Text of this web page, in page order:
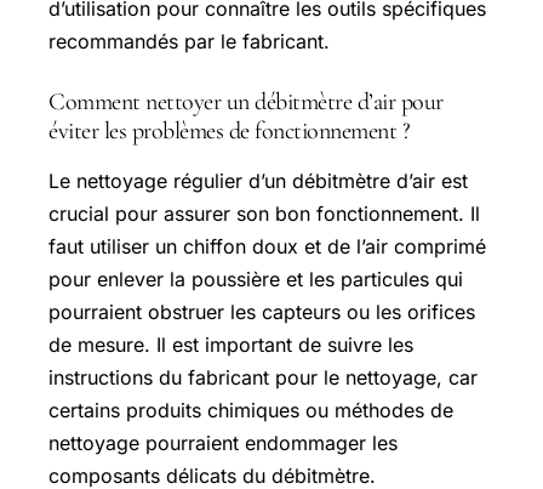
d’utilisation pour connaître les outils spécifiques
recommandés par le fabricant.
Comment nettoyer un débitmètre d’air pour
éviter les problèmes de fonctionnement ?
Le nettoyage régulier d’un débitmètre d’air est
crucial pour assurer son bon fonctionnement. Il
faut utiliser un chiffon doux et de l’air comprimé
pour enlever la poussière et les particules qui
pourraient obstruer les capteurs ou les orifices
de mesure. Il est important de suivre les
instructions du fabricant pour le nettoyage, car
certains produits chimiques ou méthodes de
nettoyage pourraient endommager les
composants délicats du débitmètre.